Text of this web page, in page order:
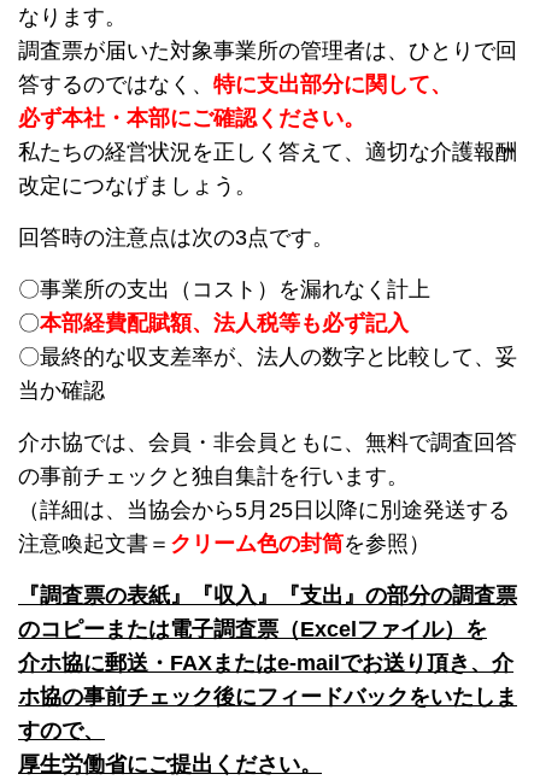
なります。
調査票が届いた対象事業所の管理者は、ひとりで回
答するのではなく、 特に支出部分に関して、
必ず本社・本部にご確認ください。
私たちの経営状況を正しく答えて、適切な介護報酬
改定につなげましょう。
回答時の注意点は次の3点です。
〇事業所の支出（コスト）を漏れなく計上
〇本部経費配賦額、法人税等も必ず記入
〇最終的な収支差率が、法人の数字と比較して、妥
当か確認
介ホ協では、会員・非会員ともに、無料で調査回答
の事前チェックと独自集計を行います。
（詳細は、当協会から5月25日以降に別途発送する
注意喚起文書＝ クリーム色の封筒を参照）
『調査票の表紙』『収入』『支出』の部分の調査票
のコピーまたは電子調査票（Excelファイル）を
介ホ協に郵送・FAXまたはe-mailでお送り頂き、介
ホ協の事前チェック後にフィードバックをいたしま
すので、
厚生労働省にご提出ください。